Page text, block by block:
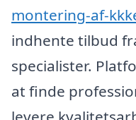
montering-af-
indhente tilbud
specialister.
at finde